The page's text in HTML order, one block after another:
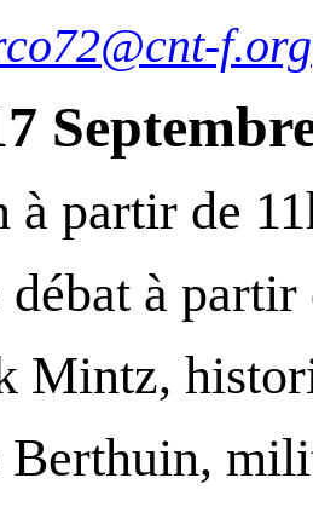
f.org
à partir de
à partir
Mintz,
Berthuin,